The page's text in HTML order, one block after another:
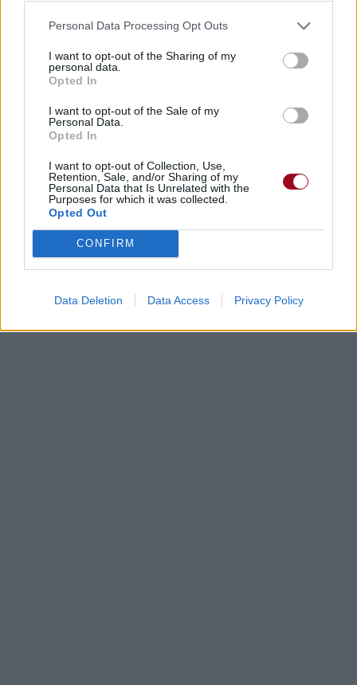
Personal Data Processing Opt Outs
I want to opt-out of the Sharing of my
personal data.
Opted In
I want to opt-out of the Sale of my
Personal Data.
Opted In
I want to opt-out of Collection, Use,
Retention, Sale, and/or Sharing of my
Personal Data that Is Unrelated with the
Purposes for which it was collected.
Opted Out
CONFIRM
Data Deletion Data Access Privacy Policy